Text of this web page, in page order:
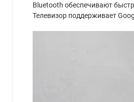
Bluetooth обеспечивают
Телевизор поддерживает